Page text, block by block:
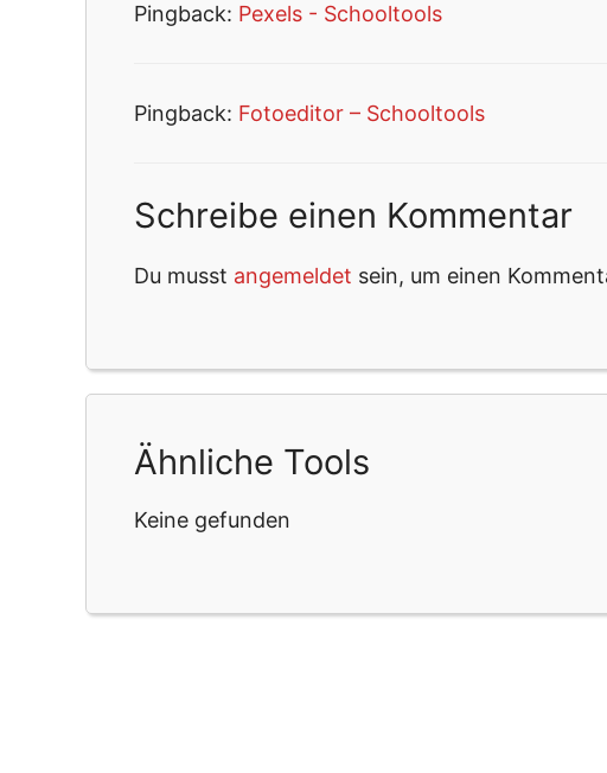
Pingback: Pexels - Schooltools
Pingback: Fotoeditor – Schooltools
Schreibe einen Kommentar
Du musst angemeldet sein, um einen
Ähnliche Tools
Keine gefunden